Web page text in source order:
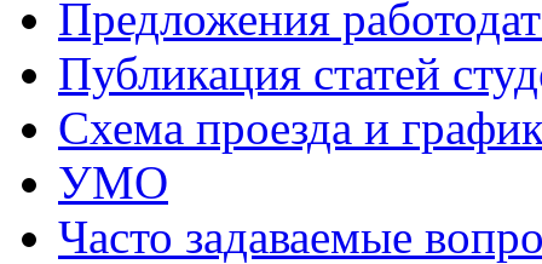
Предложения
Публикация статей
Схема проезда и
УМО
Часто задаваемые